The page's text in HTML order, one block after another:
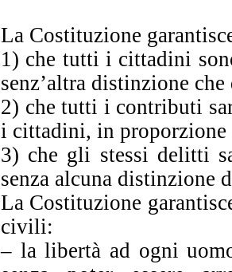
La Costituzione
1) che tutti i cittadini
senz’altra distinzione
2) che tutti i contributi
i cittadini, in
3) che gli stessi delitti
senza alcuna distinzione
La Costituzione
civili:
– la libertà ad ogni